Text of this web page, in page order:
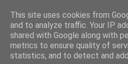
This site uses cookies from
and to analyze traffic. Your IP
shared with Google along with
metrics to ensure quality of
statistics, and to detect and